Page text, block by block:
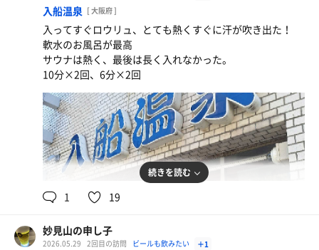
入船温泉 [ 大阪府 ]
入ってすぐロウリュ、とても熱くすぐに汗が吹き出た！
軟水のお風呂が最高
サウナは熱く、最後は長く入れなかった。
10分×2回、6分×2回
続きを読む
1 19
妙見山の申し子
2026.05.29 2回目の訪問 ビールも飲みたい ＋1